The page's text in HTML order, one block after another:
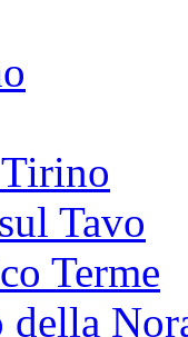
Tavo
Terme
della